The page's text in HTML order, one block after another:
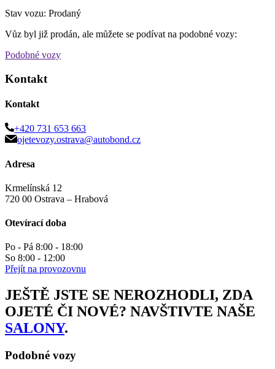
Stav vozu: Prodaný
Vůz byl již prodán, ale můžete se podívat na podobné vozy:
Podobné vozy
Kontakt
Kontakt
+420 731 653 663
ojetevozy.ostrava@autobond.cz
Adresa
Krmelínská 12
720 00 Ostrava – Hrabová
Otevírací doba
Po - Pá 8:00 - 18:00
So 8:00 - 12:00
Přejít na provozovnu
JEŠTĚ JSTE SE NEROZHODLI, ZDA
OJETÉ ČI NOVÉ? NAVŠTIVTE NAŠE
SALONY.
Podobné vozy